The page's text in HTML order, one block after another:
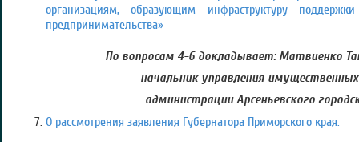
организациям, образующим инфраструктуру
предпринимательства»
По вопросам 4-6 докладывает: Матвиенко
начальник управления
администрации Арсеньевского
О рассмотрения заявления Губернатора Приморского края.